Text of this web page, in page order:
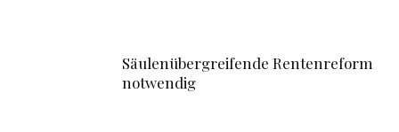
Säulenübergreifende Rentenreform
notwendig